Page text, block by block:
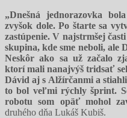
„Dnešná jednorazovka
zvyšok dole. Po štarte sa
zastúpenie. V najstrmšej
skupina, kde sme neboli, ale
Neskôr ako sa už začalo
ktorí mali nanajvýš tridsať
Dávid aj s Alžírčanmi a
to bol veľmi rýchly šprint.
robotu som opäť mohol
druhého dňa Lukáš Kubiš.